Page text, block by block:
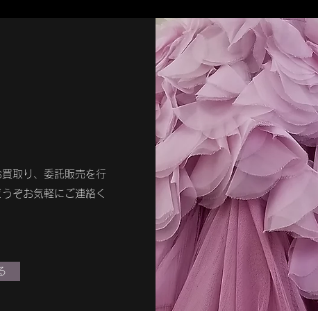
取り、委託販売を行
ぞお気軽にご連絡く